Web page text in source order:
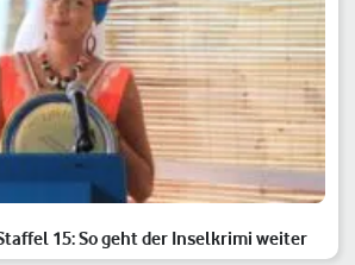
15: So geht der Inselkrimi weiter